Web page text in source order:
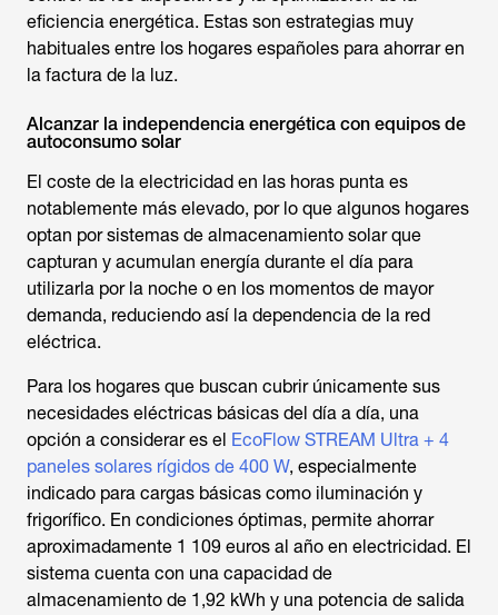
eficiencia energética. Estas son estrategias muy
habituales entre los hogares españoles para ahorrar en
la factura de la luz.
Alcanzar la independencia energética con equipos de
autoconsumo solar
El coste de la electricidad en las horas punta es
notablemente más elevado, por lo que algunos hogares
optan por sistemas de almacenamiento solar que
capturan y acumulan energía durante el día para
utilizarla por la noche o en los momentos de mayor
demanda, reduciendo así la dependencia de la red
eléctrica.
Para los hogares que buscan cubrir únicamente sus
necesidades eléctricas básicas del día a día, una
opción a considerar es el EcoFlow STREAM Ultra + 4
paneles solares rígidos de 400 W, especialmente
indicado para cargas básicas como iluminación y
frigorífico. En condiciones óptimas, permite ahorrar
aproximadamente 1 109 euros al año en electricidad. El
sistema cuenta con una capacidad de
almacenamiento de 1,92 kWh y una potencia de salida